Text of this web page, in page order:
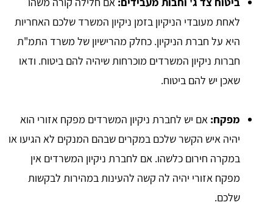
לאחת מעובדי הניקיון בזמן ניקיון המשרד שלכם האחריות
היא על חברת הניקיון. כחלק מהרישיון של משרד התמ"ת
חברות ניקיון המשרדים מוכרחות שיהיה להם ביטוח. ודאו
שאכן יש להם ביטוח.
מפקח: אם יש לחברת ניקיון המשרדים מפקח אזורי הוא
יהיה איש הקשר שלכם במקרים שבהם המנקים לא הגיעו או
במקרה חירום כלשהו. אם לחברת ניקיון המשרדים אין
מפקח אזורי יהיה לה קשה להעינות במהירות לבקשות
שלכם.